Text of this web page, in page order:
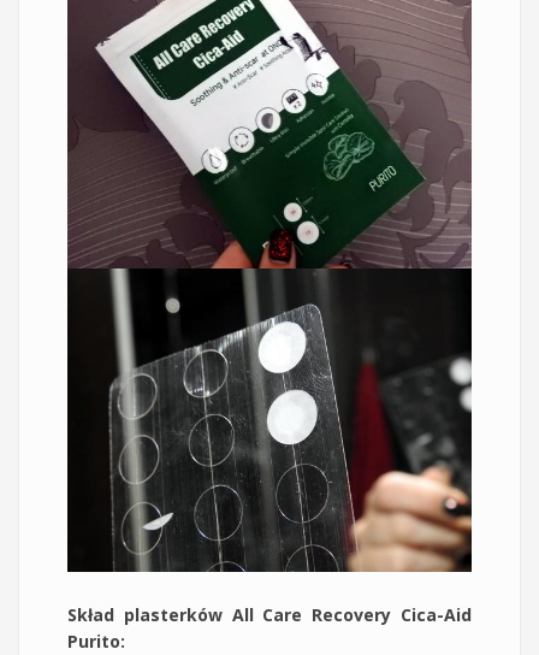
Skład plasterków All Care Recovery Cica-Aid
Purito: